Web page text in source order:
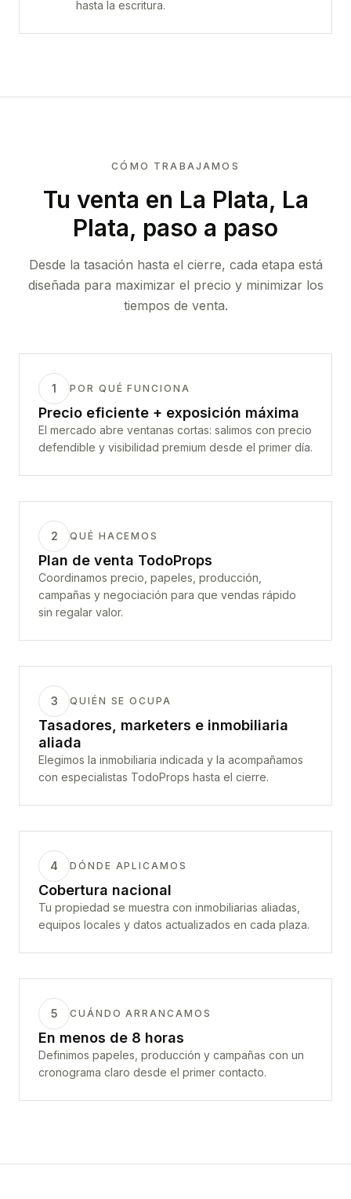
hasta la escritura.
CÓMO TRABAJAMOS
Tu venta en La Plata, La
Plata, paso a paso
Desde la tasación hasta el cierre, cada etapa está
diseñada para maximizar el precio y minimizar los
tiempos de venta.
1 POR QUÉ FUNCIONA
Precio eficiente + exposición máxima
El mercado abre ventanas cortas: salimos con precio
defendible y visibilidad premium desde el primer día.
2 QUÉ HACEMOS
Plan de venta TodoProps
Coordinamos precio, papeles, producción,
campañas y negociación para que vendas rápido
sin regalar valor.
3 QUIÉN SE OCUPA
Tasadores, marketers e inmobiliaria
aliada
Elegimos la inmobiliaria indicada y la acompañamos
con especialistas TodoProps hasta el cierre.
4 DÓNDE APLICAMOS
Cobertura nacional
Tu propiedad se muestra con inmobiliarias aliadas,
equipos locales y datos actualizados en cada plaza.
5 CUÁNDO ARRANCAMOS
En menos de 8 horas
Definimos papeles, producción y campañas con un
cronograma claro desde el primer contacto.